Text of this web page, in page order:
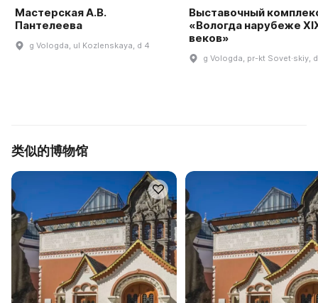
Мастерская А.В.
Пантелеева
g Vologda, ul Kozlenskaya, d 4
Выставочный
«Вологда нарубеже
веков»
g Vologda, pr-kt Sovet·skiy,
类似的博物馆